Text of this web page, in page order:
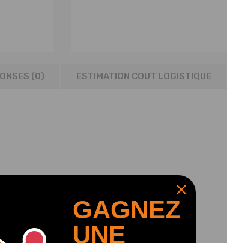
(0) ESTIMATION COUT LOGISTIQUE
GAGNEZ
UNE